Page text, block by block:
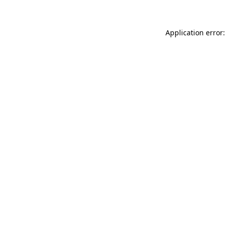
Application